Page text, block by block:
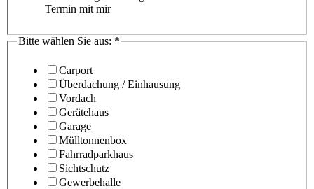
Termin mit mir
Bitte wählen Sie aus: *
Carport
Überdachung / Einhausung
Vordach
Gerätehaus
Garage
Mülltonnenbox
Fahrradparkhaus
Sichtschutz
Gewerbehalle